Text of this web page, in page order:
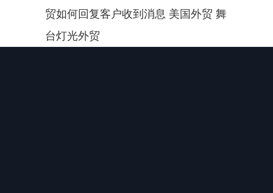
贸如何回复客户收到消息 美国外贸 舞
台灯光外贸